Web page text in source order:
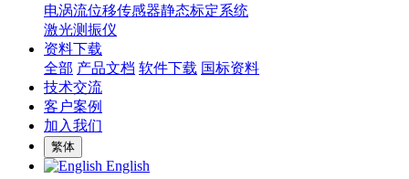
电涡流位移传感器静态标定系统
激光测振仪
资料下载
全部 产品文档 软件下载 国标资料
技术交流
客户案例
加入我们
繁体
English